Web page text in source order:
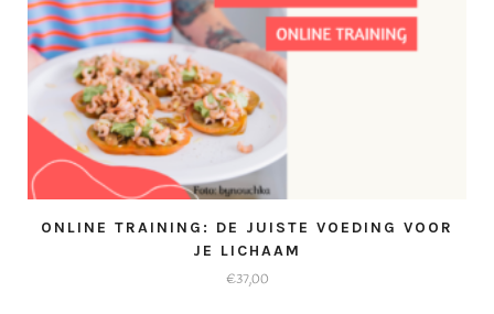
ONLINE TRAINING: DE JUISTE VOEDING VOOR
JE LICHAAM
€37,00